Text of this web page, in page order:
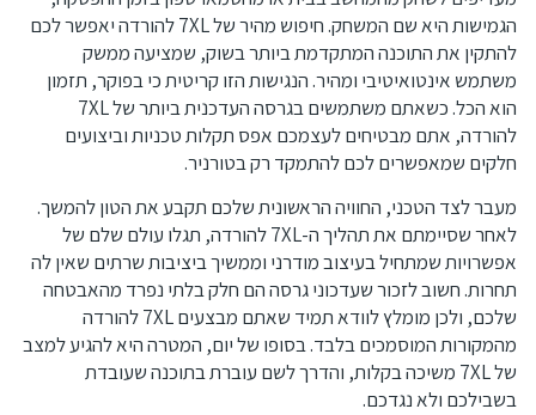
הגמישות היא שם המשחק. חיפוש מהיר של 7XL להורדה יאפשר לכם
להתקין את התוכנה המתקדמת ביותר בשוק, שמציעה ממשק
משתמש אינטואיטיבי ומהיר. הנגישות הזו קריטית כי בפוקר, תזמון
הוא הכל. כשאתם משתמשים בגרסה העדכנית ביותר של 7XL
להורדה, אתם מבטיחים לעצמכם אפס תקלות טכניות וביצועים
חלקים שמאפשרים לכם להתמקד רק בטורניר.
מעבר לצד הטכני, החוויה הראשונית שלכם תקבע את הטון להמשך.
לאחר שסיימתם את תהליך ה-7XL להורדה, תגלו עולם שלם של
אפשרויות שמתחיל בעיצוב מודרני וממשיך ביציבות שרתים שאין לה
תחרות. חשוב לזכור שעדכוני גרסה הם חלק בלתי נפרד מהאבטחה
שלכם, ולכן מומלץ לוודא תמיד שאתם מבצעים 7XL להורדה
מהמקורות המוסמכים בלבד. בסופו של יום, המטרה היא להגיע למצב
של 7XL משיכה בקלות, והדרך לשם עוברת בתוכנה שעובדת
בשבילכם ולא נגדכם.